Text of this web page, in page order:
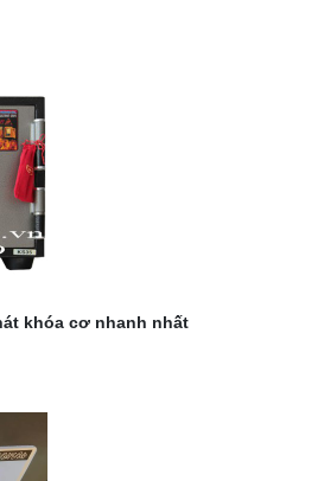
khóa cơ nhanh nhất